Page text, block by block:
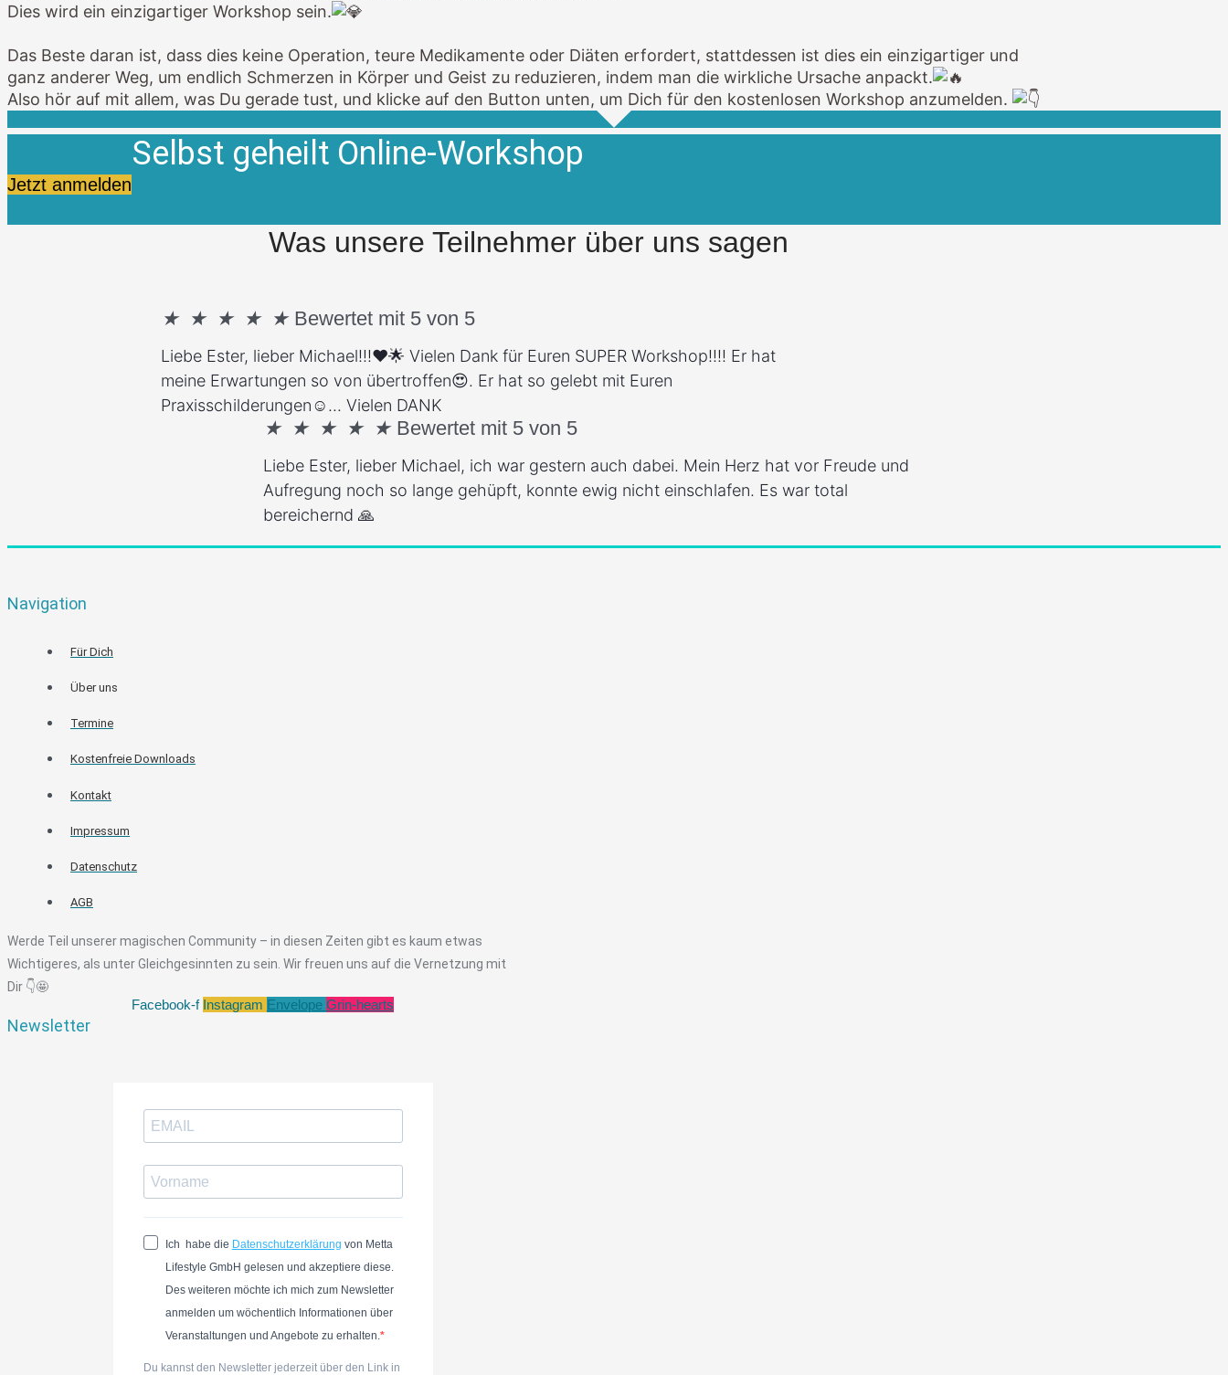
Dies wird ein einzigartiger Workshop sein.
Das Beste daran ist, dass dies keine Operation, teure Medikamente oder Diäten erfordert, stattdessen ist dies ein einzigartiger und
ganz anderer Weg, um endlich Schmerzen in Körper und Geist zu reduzieren, indem man die wirkliche Ursache anpackt.
Also hör auf mit allem, was Du gerade tust, und klicke auf den Button unten, um Dich für den kostenlosen Workshop anzumelden.
Selbst geheilt Online-Workshop
Jetzt anmelden
Was unsere Teilnehmer über uns sagen
★ ★ ★ ★ ★ Bewertet mit 5 von 5
Liebe Ester, lieber Michael!!!❤🌟 Vielen Dank für Euren SUPER Workshop!!!! Er hat
meine Erwartungen so von übertroffen😍. Er hat so gelebt mit Euren
Praxisschilderungen☺️... Vielen DANK
★ ★ ★ ★ ★ Bewertet mit 5 von 5
Liebe Ester, lieber Michael, ich war gestern auch dabei. Mein Herz hat vor Freude und
Aufregung noch so lange gehüpft, konnte ewig nicht einschlafen. Es war total
bereichernd 🙏
Navigation
Für Dich
Über uns
Termine
Kostenfreie Downloads
Kontakt
Impressum
Datenschutz
AGB
Werde Teil unserer magischen Community – in diesen Zeiten gibt es kaum etwas
Wichtigeres, als unter Gleichgesinnten zu sein. Wir freuen uns auf die Vernetzung mit
Dir 👇🤩
Facebook-f Instagram Envelope Grin-hearts
Newsletter
Ich habe die Datenschutzerklärung von Metta
Lifestyle GmbH gelesen und akzeptiere diese.
Des weiteren möchte ich mich zum Newsletter
anmelden um wöchentlich Informationen über
Veranstaltungen und Angebote zu erhalten.
Du kannst den Newsletter jederzeit über den Link in